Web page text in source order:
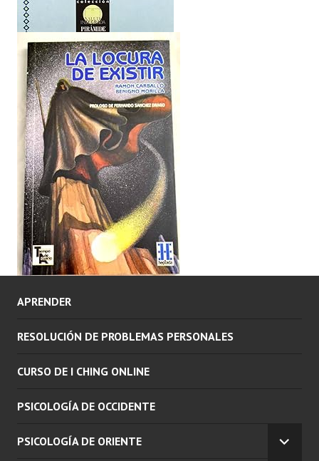
APRENDER
RESOLUCIÓN DE PROBLEMAS PERSONALES
CURSO DE I CHING ONLINE
PSICOLOGÍA DE OCCIDENTE
PSICOLOGÍA DE ORIENTE